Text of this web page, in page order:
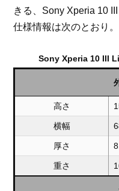
きる、Sony Xperia 10
仕様情報は次のとおり。
Sony Xperia 10 III
高さ
横幅
厚さ
重さ